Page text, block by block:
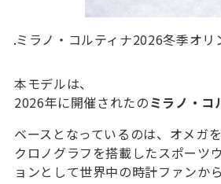
ミラノ・コルティナ2026冬季オ
本モデルは、
2026年に開催されたのミラノ・コ
ベースとなっているのは、オメガ
クロノグラフを搭載したスポーツ
ョンとして世界中の時計ファンか